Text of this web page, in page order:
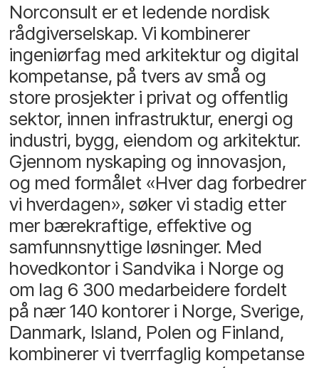
Norconsult er et ledende nordisk
rådgiverselskap. Vi kombinerer
ingeniørfag med arkitektur og digital
kompetanse, på tvers av små og
store prosjekter i privat og offentlig
sektor, innen infrastruktur, energi og
industri, bygg, eiendom og arkitektur.
Gjennom nyskaping og innovasjon,
og med formålet «Hver dag forbedrer
vi hverdagen», søker vi stadig etter
mer bærekraftige, effektive og
samfunnsnyttige løsninger. Med
hovedkontor i Sandvika i Norge og
om lag 6 300 medarbeidere fordelt
på nær 140 kontorer i Norge, Sverige,
Danmark, Island, Polen og Finland,
kombinerer vi tverrfaglig kompetanse